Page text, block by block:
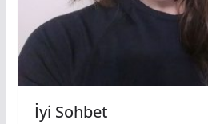
İyi Sohbet